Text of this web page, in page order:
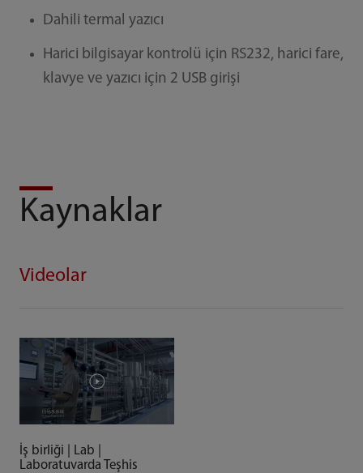
Dahili termal yazıcı
Harici bilgisayar kontrolü için RS232, harici fare,
klavye ve yazıcı için 2 USB girişi
Kaynaklar
Videolar
İş birliği | Lab |
Laboratuvarda Teşhis